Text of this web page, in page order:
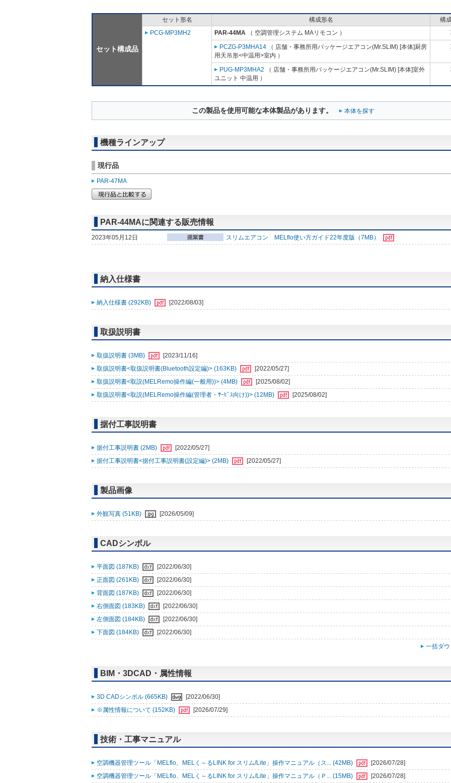
セット構成品
セット形名 構成形名
構
PCG-MP3MH2
PAR-44MA （ 空調管理システム MAリモコン ）
PCZG-P3MHA14 （ 店舗・事務所用パッケージエアコン(Mr.SLIM) [本体]厨房
用天吊形<中温用>室内 ）
PUG-MP3MHA2 （ 店舗・事務所用パッケージエアコン(Mr.SLIM) [本体]室外
ユニット 中温用 ）
この製品を使用可能な本体製品があります。 本体を探す
機種ラインアップ
現行品
PAR-47MA
PAR-44MAに関連する販売情報
2023年05月12日 スリムエアコン MELflo使い方ガイド22年度版（7MB）
納入仕様書
納入仕様書 (292KB) [2022/08/03]
取扱説明書
取扱説明書 (3MB)
[2023/11/16]
取扱説明書<取扱説明書(Bluetooth設定編)> (163KB)
[2022/05/27]
取扱説明書<取説(MELRemo操作編(一般用))> (4MB)
[2025/08/02]
取扱説明書<取説(MELRemo操作編(管理者・ｻｰﾋﾞｽ向け))> (12MB)
[2025/08/02]
据付工事説明書
据付工事説明書 (2MB)
[2022/05/27]
据付工事説明書<据付工事説明書(設定編)> (2MB)
[2022/05/27]
製品画像
外観写真 (51KB) [2026/05/09]
CADシンボル
平面図 (187KB)
[2022/06/30]
正面図 (261KB)
[2022/06/30]
背面図 (187KB)
[2022/06/30]
右側面図 (183KB)
[2022/06/30]
左側面図 (184KB)
[2022/06/30]
下面図 (184KB)
[2022/06/30]
一括ダ
BIM・3DCAD・属性情報
3D CADシンボル (665KB)
[2022/06/30]
※属性情報について (152KB)
[2026/07/29]
技術・工事マニュアル
空調機器管理ツール「MELflo、MELく～るLINK for スリム/Lite」操作マニュアル（ス... (42MB)
[2026/07/28]
空調機器管理ツール「MELflo、MELく～るLINK for スリム/Lite」操作マニュアル（Ｐ... (15MB)
[2026/07/28]